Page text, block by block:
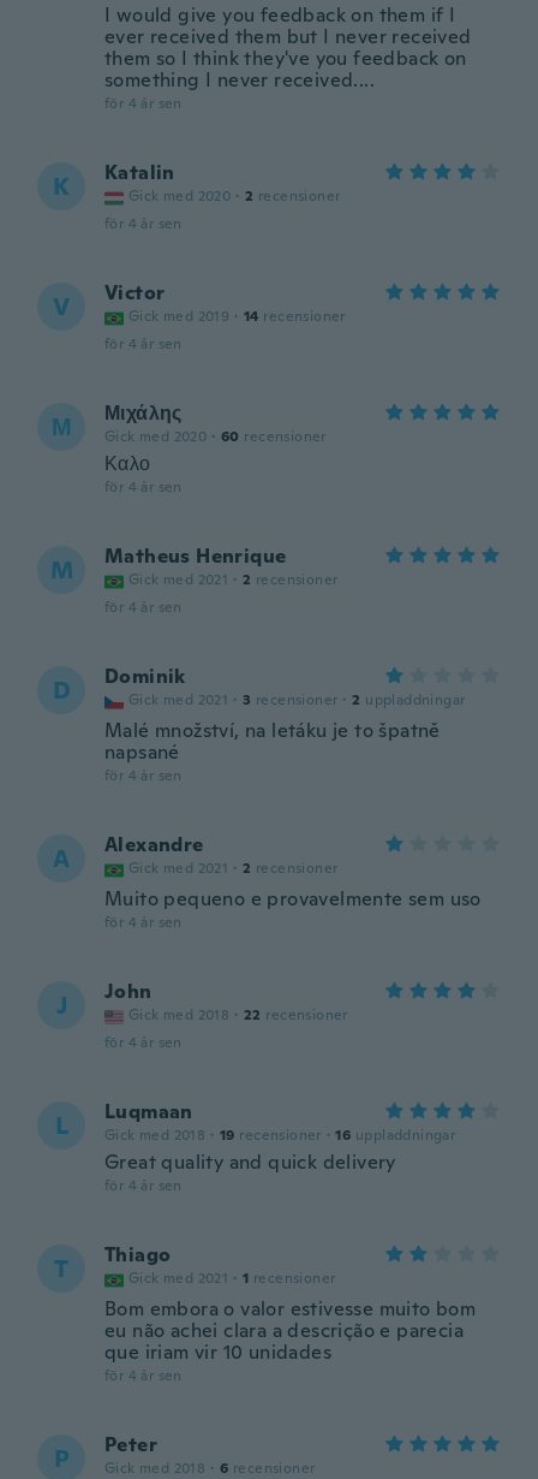
I would give you feedback on them if I
ever received them but I never received
them so I think they've you feedback on
something I never received....
för 4 år sen
K Katalin
Gick med 2020 · 2 recensioner
för 4 år sen
V Victor
Gick med 2019 · 14 recensioner
för 4 år sen
Μ Μιχάλης
Gick med 2020 · 60 recensioner
Καλο
för 4 år sen
M Matheus Henrique
Gick med 2021 · 2 recensioner
för 4 år sen
D Dominik
Gick med 2021 · 3 recensioner · 2 uppladdningar
Malé množství, na letáku je to špatně
napsané
för 4 år sen
A Alexandre
Gick med 2021 · 2 recensioner
Muito pequeno e provavelmente sem uso
för 4 år sen
J John
Gick med 2018 · 22 recensioner
för 4 år sen
L Luqmaan
Gick med 2018 · 19 recensioner · 16 uppladdningar
Great quality and quick delivery
för 4 år sen
T Thiago
Gick med 2021 · 1 recensioner
Bom embora o valor estivesse muito bom
eu não achei clara a descrição e parecia
que iriam vir 10 unidades
för 4 år sen
P Peter
Gick med 2018 · 6 recensioner